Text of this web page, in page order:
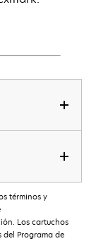
términos y
Los cartuchos
del Programa de